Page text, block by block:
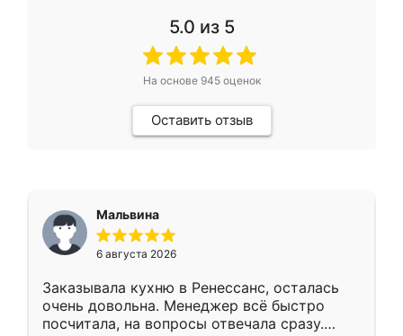
5.0 из 5
На основе 945оценок
Оставить отзыв
Мальвина
6 августа 2026
Заказывала кухню в Ренессанс, осталась
очень довольна. Менеджер всё быстро
посчитала, на вопросы отвечала сразу.